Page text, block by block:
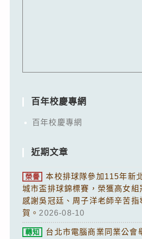
百年校慶專網
百年校慶專網
近期文章
榮譽
本校排球隊參加115年新
城市盃排球錦標賽，榮獲高女組
感謝吳冠廷、周子洋老師辛苦指
賀。 2026-08-10
轉知
台北市電腦商業同業公會